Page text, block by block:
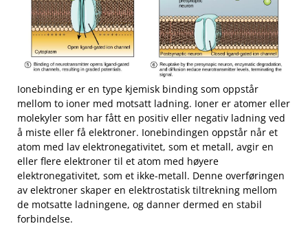
Ionebinding er en type kjemisk binding som oppstår
mellom to ioner med motsatt ⁤ladning. ‍Ioner er atomer eller
⁣molekyler ⁤som har fått en positiv eller ‌negativ ladning ved
å miste eller få elektroner. Ionebindingen oppstår når et
atom ⁣med lav ‍elektronegativitet, som et ⁢metall, avgir en
⁣eller flere elektroner til et atom med ‌høyere
elektronegativitet,⁢ som et ⁢ikke-metall. Denne ⁣overføringen
av elektroner‌ skaper en elektrostatisk tiltrekning mellom
de ⁣motsatte⁤ ladningene, og danner dermed en stabil
forbindelse.